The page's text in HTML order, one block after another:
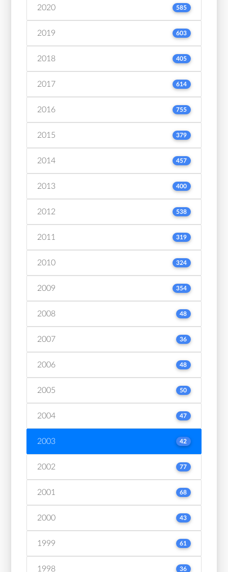
2020 585
2019 603
2018 405
2017 614
2016 755
2015 379
2014 457
2013 400
2012 538
2011 319
2010 324
2009 354
2008 48
2007 36
2006 48
2005 50
2004 47
2003 42
2002 77
2001 68
2000 43
1999 61
1998 36